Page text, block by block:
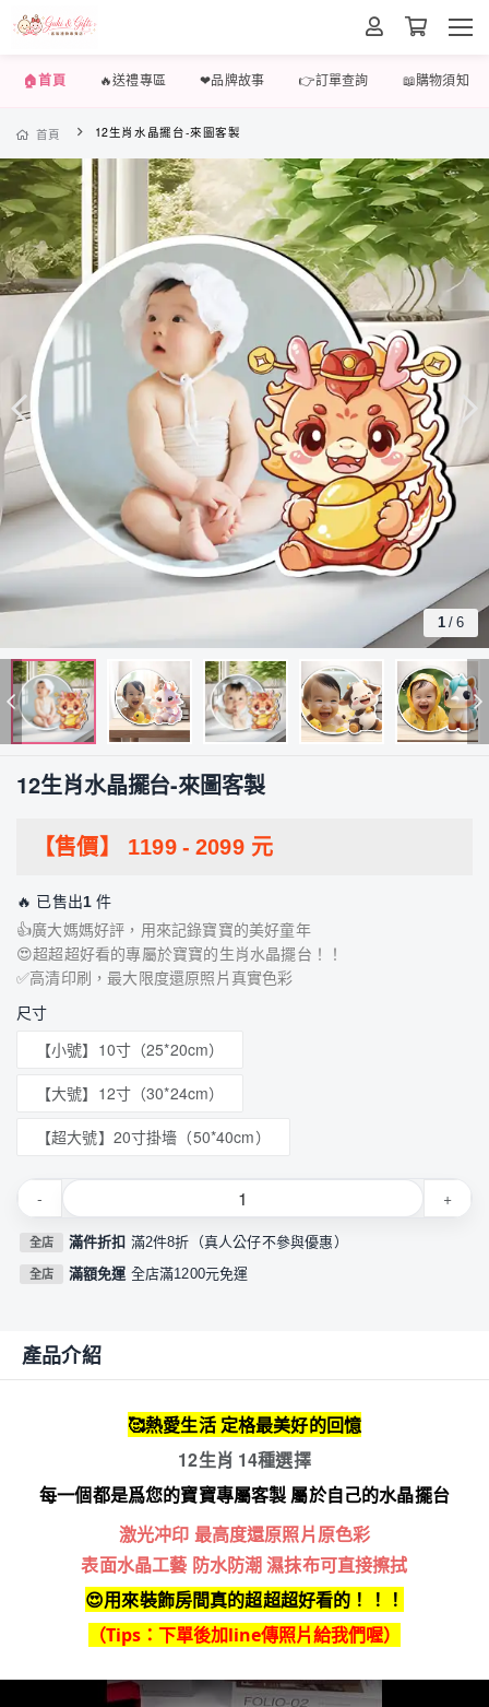
🏠首頁 🔥送禮專區 ❤品牌故事 👉訂單查詢 📖購物須知
首頁 12生肖水晶擺台-來圖客製
1 / 6
12生肖水晶擺台-來圖客製
【售價】 1199 - 2099元
🔥 已售出1 件
👍廣大媽媽好評，用來記錄寶寶的美好童年
😍超超超好看的專屬於寶寶的生肖水晶擺台！！
✅高清印刷，最大限度還原照片真實色彩
尺寸
【小號】10寸（25*20cm）
【大號】12寸（30*24cm）
【超大號】20寸掛墻（50*40cm）
- +
全店 滿件折扣 滿2件8折（真人公仔不參與優惠）
全店 滿額免運 全店滿1200元免運
產品介紹
🥰熱愛生活 定格最美好的回憶
12生肖 14種選擇
每一個都是爲您的寶寶專屬客製 屬於自己的水晶擺台
激光冲印 最高度還原照片原色彩
表面水晶工藝 防水防潮 濕抹布可直接擦拭
😍用來裝飾房間真的超超超好看的！！！
（Tips：下單後加line傳照片給我們喔）